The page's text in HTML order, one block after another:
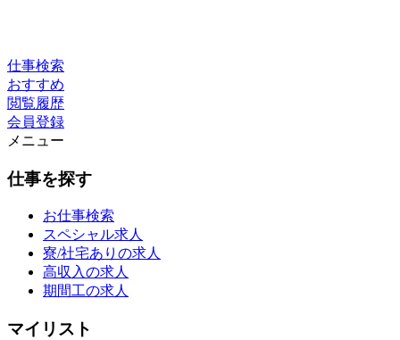
仕事検索
おすすめ
閲覧履歴
会員登録
メニュー
仕事を探す
お仕事検索
スペシャル求人
寮/社宅ありの求人
高収入の求人
期間工の求人
マイリスト